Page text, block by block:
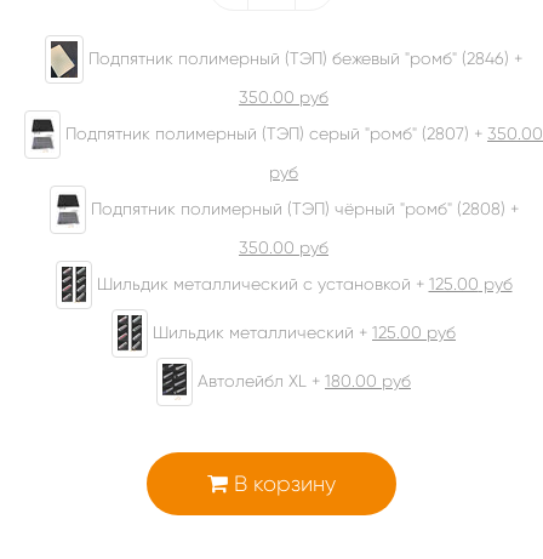
Подпятник полимерный (ТЭП) бежевый "ромб" (2846) +
350.00 руб
Подпятник полимерный (ТЭП) серый "ромб" (2807) + 350.00
руб
Подпятник полимерный (ТЭП) чёрный "ромб" (2808) +
350.00 руб
Шильдик металлический с установкой + 125.00 руб
Шильдик металлический + 125.00 руб
Автолейбл XL + 180.00 руб
В корзину